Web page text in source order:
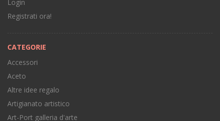
Login
Registrati ora!
CATEGORIE
Accessori
Aceto
Altre idee regalo
Artigianato artistico
Art-Port galleria d'arte